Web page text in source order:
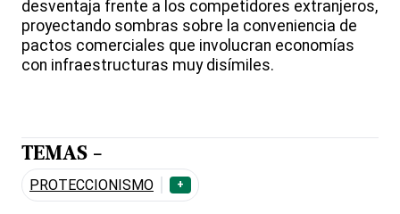
desventaja frente a los competidores extranjeros,
proyectando sombras sobre la conveniencia de
pactos comerciales que involucran economías
con infraestructuras muy disímiles.
TEMAS -
PROTECCIONISMO +